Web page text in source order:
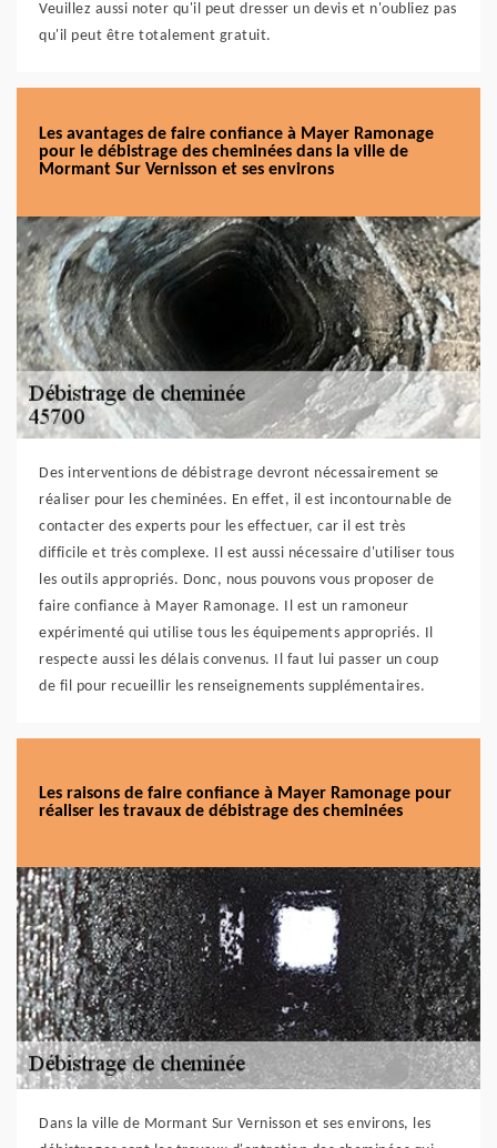
Veuillez aussi noter qu'il peut dresser un devis et n'oubliez pas
qu'il peut être totalement gratuit.
Les avantages de faire confiance à Mayer Ramonage
pour le débistrage des cheminées dans la ville de
Mormant Sur Vernisson et ses environs
Des interventions de débistrage devront nécessairement se
réaliser pour les cheminées. En effet, il est incontournable de
contacter des experts pour les effectuer, car il est très
difficile et très complexe. Il est aussi nécessaire d'utiliser tous
les outils appropriés. Donc, nous pouvons vous proposer de
faire confiance à Mayer Ramonage. Il est un ramoneur
expérimenté qui utilise tous les équipements appropriés. Il
respecte aussi les délais convenus. Il faut lui passer un coup
de fil pour recueillir les renseignements supplémentaires.
Les raisons de faire confiance à Mayer Ramonage pour
réaliser les travaux de débistrage des cheminées
Dans la ville de Mormant Sur Vernisson et ses environs, les